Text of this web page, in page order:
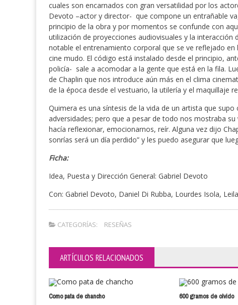
cuales son encarnados con gran versatilidad por los
Devoto –actor y director- que compone un entrañable
principio de la obra y por momentos se confunde con
utilización de proyecciones audiovisuales y la
notable el entrenamiento corporal que se ve reflejado
cine mudo. El código está instalado desde el principio,
policía- sale a acomodar a la gente que está en la fila.
de Chaplin que nos introduce aún más en el clima
de la época desde el vestuario, la utilería y el maquillaje
Quimera es una síntesis de la vida de un artista que
adversidades; pero que a pesar de todo nos mostraba
hacía reflexionar, emocionarnos, reír. Alguna vez dijo
sonrías será un día perdido” y les puedo asegurar que
Ficha:
Idea, Puesta y Dirección General: Gabriel Devoto
Con: Gabriel Devoto, Daniel Di Rubba, Lourdes Isola,
CATEGORÍAS: RESEÑAS
ARTÍCULOS RELACIONADOS
Como pata de chancho 600 gramos de olvido